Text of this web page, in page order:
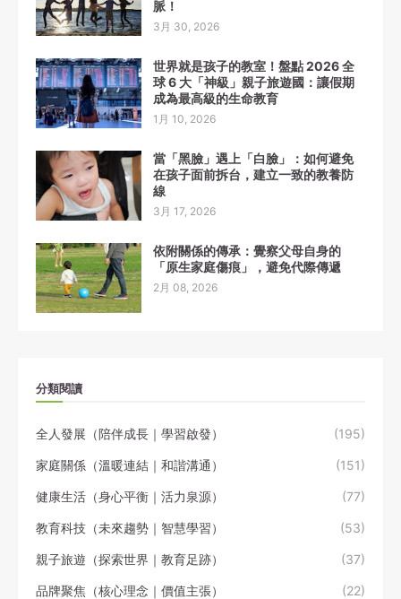
脈！
3月 30, 2026
世界就是孩子的教室！盤點 2026 全
球 6 大「神級」親子旅遊國：讓假期
成為最高級的生命教育
1月 10, 2026
當「黑臉」遇上「白臉」：如何避免
在孩子面前拆台，建立一致的教養防
線
3月 17, 2026
依附關係的傳承：覺察父母自身的
「原生家庭傷痕」，避免代際傳遞
2月 08, 2026
分類閱讀
全人發展（陪伴成長｜學習啟發） (195)
家庭關係（溫暖連結｜和諧溝通） (151)
健康生活（身心平衡｜活力泉源） (77)
教育科技（未來趨勢｜智慧學習） (53)
親子旅遊（探索世界｜教育足跡） (37)
品牌聚焦（核心理念｜價值主張） (22)